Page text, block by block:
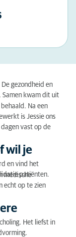
gezondheid en
Samen kwam dit uit
Na een
is Jessie ons
vast op de
wil je
en vind het
patiënten.
medische
echt op te zien
Het liefst in